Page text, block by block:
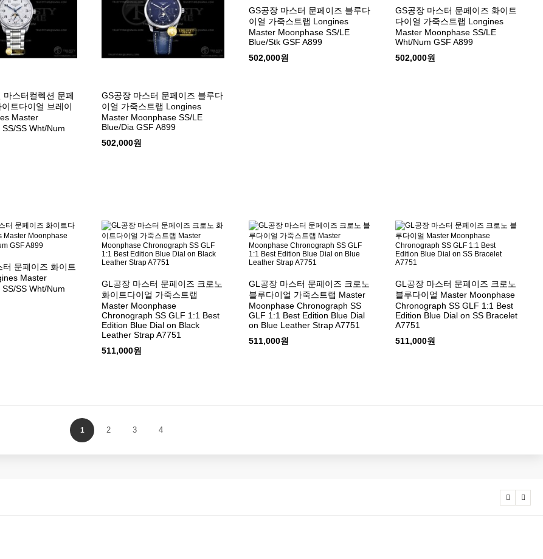
마스터컬렉션 문페
트다이얼 브레이
Master
SS Wht/Num
GS공장 마스터 문페이즈 블루다
이얼 가죽스트랩 Longines
Master Moonphase SS/LE
Blue/Dia GSF A899
502,000원
GS공장 마스터 문페이즈 블루다
이얼 가죽스트랩 Longines
Master Moonphase SS/LE
Blue/Stk GSF A899
502,000원
GS공장 마스터 문페이즈 화이트
다이얼 가죽스트랩 Longines
Master Moonphase SS/LE
Wht/Num GSF A899
502,000원
터 문페이즈 화이트
Master
SS Wht/Num
GL공장 마스터 문페이즈 크로노
화이트다이얼 가죽스트랩
Master Moonphase
Chronograph SS GLF 1:1 Best
Edition Blue Dial on Black
Leather Strap A7751
511,000원
GL공장 마스터 문페이즈 크로노
블루다이얼 가죽스트랩 Master
Moonphase Chronograph SS
GLF 1:1 Best Edition Blue Dial
on Blue Leather Strap A7751
511,000원
GL공장 마스터 문페이즈 크로노
블루다이얼 Master Moonphase
Chronograph SS GLF 1:1 Best
Edition Blue Dial on SS Bracelet
A7751
511,000원
1 2 3 4